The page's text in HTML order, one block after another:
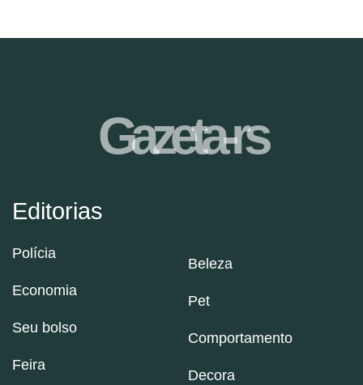
Editorias
Polícia
Economia
Seu bolso
Feira
Beleza
Pet
Comportamento
Decora
Gazeta-rs